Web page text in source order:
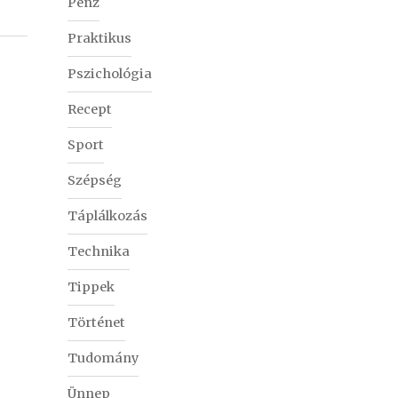
Praktikus
Pszichológia
Recept
Sport
Szépség
Táplálkozás
Technika
Tippek
Történet
Tudomány
Ünnep